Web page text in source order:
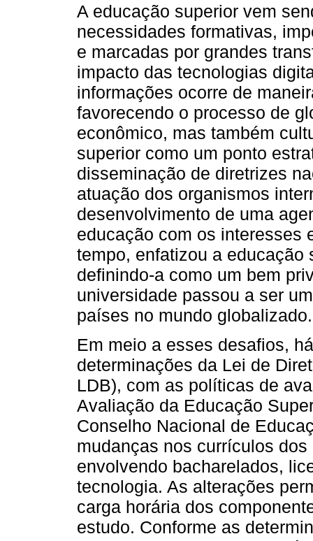
A educação superior vem
necessidades formativas,
e marcadas por grandes
impacto das tecnologias
informações ocorre de
favorecendo o processo de
econômico, mas também
superior como um ponto
disseminação de diretrizes
atuação dos organismos
desenvolvimento de uma
educação com os interesses
tempo, enfatizou a educação
definindo-a como um bem
universidade passou a ser
países no mundo globalizado.
Em meio a esses desafios,
determinações da Lei de
LDB), com as políticas de
Avaliação da Educação
Conselho Nacional de
mudanças nos currículos
envolvendo bacharelados,
tecnologia. As alterações
carga horária dos
estudo. Conforme as